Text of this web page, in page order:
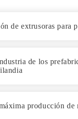
de extrusoras para
de los
producción de